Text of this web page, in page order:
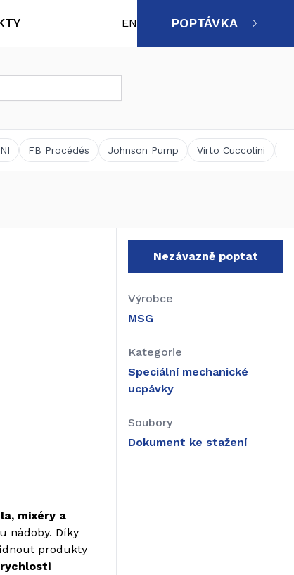
vodárenství
EN POPTÁVKA
FB Procédés Johnson Pump Virto Cuccolini
mixéry a
nádoby. Díky
produkty
Nezávazně poptat
Výrobce
MSG
Kategorie
Speciální mechanické
ucpávky
Soubory
Dokument ke stažení